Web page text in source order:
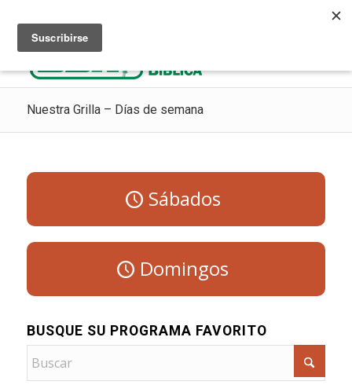
Nuestra Grilla – Días de semana
Sábados
Domingos
BUSQUE SU PROGRAMA FAVORITO